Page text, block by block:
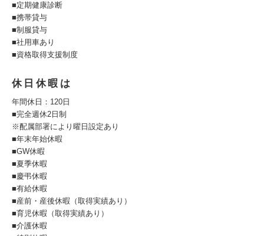
■定期健康診断
■携帯貸与
■制服貸与
■社用車あり
■資格取得支援制度
休日休暇は
年間休日：120日
■完全週休2日制
※配属部署により曜日設定あり
■年末年始休暇
■GW休暇
■夏季休暇
■慶弔休暇
■有給休暇
■産前・産後休暇（取得実績あり）
■育児休暇（取得実績あり）
■介護休暇